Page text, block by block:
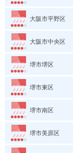
大阪市平野区
大阪市中央区
堺市堺区
堺市東区
堺市南区
堺市美原区